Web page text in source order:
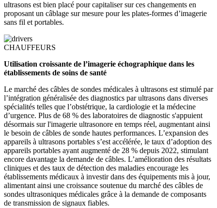
ultrasons est bien placé pour capitaliser sur ces changements en
proposant un câblage sur mesure pour les plates-formes d’imagerie
sans fil et portables.
CHAUFFEURS
Utilisation croissante de l’imagerie échographique dans les
établissements de soins de santé
Le marché des câbles de sondes médicales à ultrasons est stimulé par
l’intégration généralisée des diagnostics par ultrasons dans diverses
spécialités telles que l’obstétrique, la cardiologie et la médecine
d’urgence. Plus de 68 % des laboratoires de diagnostic s'appuient
désormais sur l'imagerie ultrasonore en temps réel, augmentant ainsi
le besoin de câbles de sonde hautes performances. L’expansion des
appareils à ultrasons portables s’est accélérée, le taux d’adoption des
appareils portables ayant augmenté de 28 % depuis 2022, stimulant
encore davantage la demande de câbles. L’amélioration des résultats
cliniques et des taux de détection des maladies encourage les
établissements médicaux à investir dans des équipements mis à jour,
alimentant ainsi une croissance soutenue du marché des câbles de
sondes ultrasoniques médicales grâce à la demande de composants
de transmission de signaux fiables.